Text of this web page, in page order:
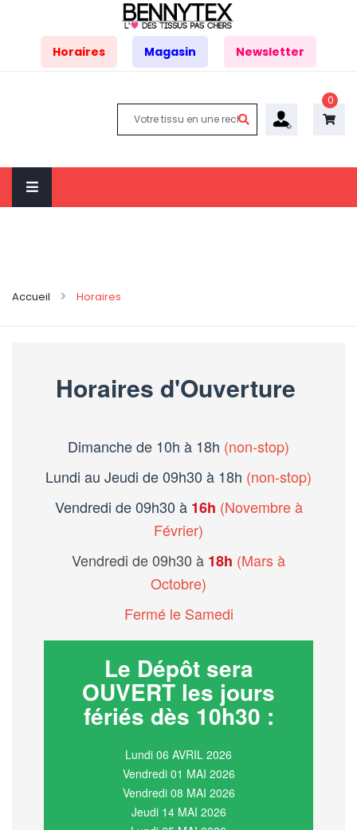
Horaires Magasin Newsletter
0
Accueil Horaires
Horaires d'Ouverture
Dimanche de 10h à 18h (non-stop)
Lundi au Jeudi de 09h30 à 18h (non-stop)
Vendredi de 09h30 à 16h (Novembre à
Février)
Vendredi de 09h30 à 18h (Mars à
Octobre)
Fermé le Samedi
Le Dépôt sera
OUVERT les jours
fériés dès 10h30 :
Lundi 06 AVRIL 2026
Vendredi 01 MAI 2026
Vendredi 08 MAI 2026
Jeudi 14 MAI 2026